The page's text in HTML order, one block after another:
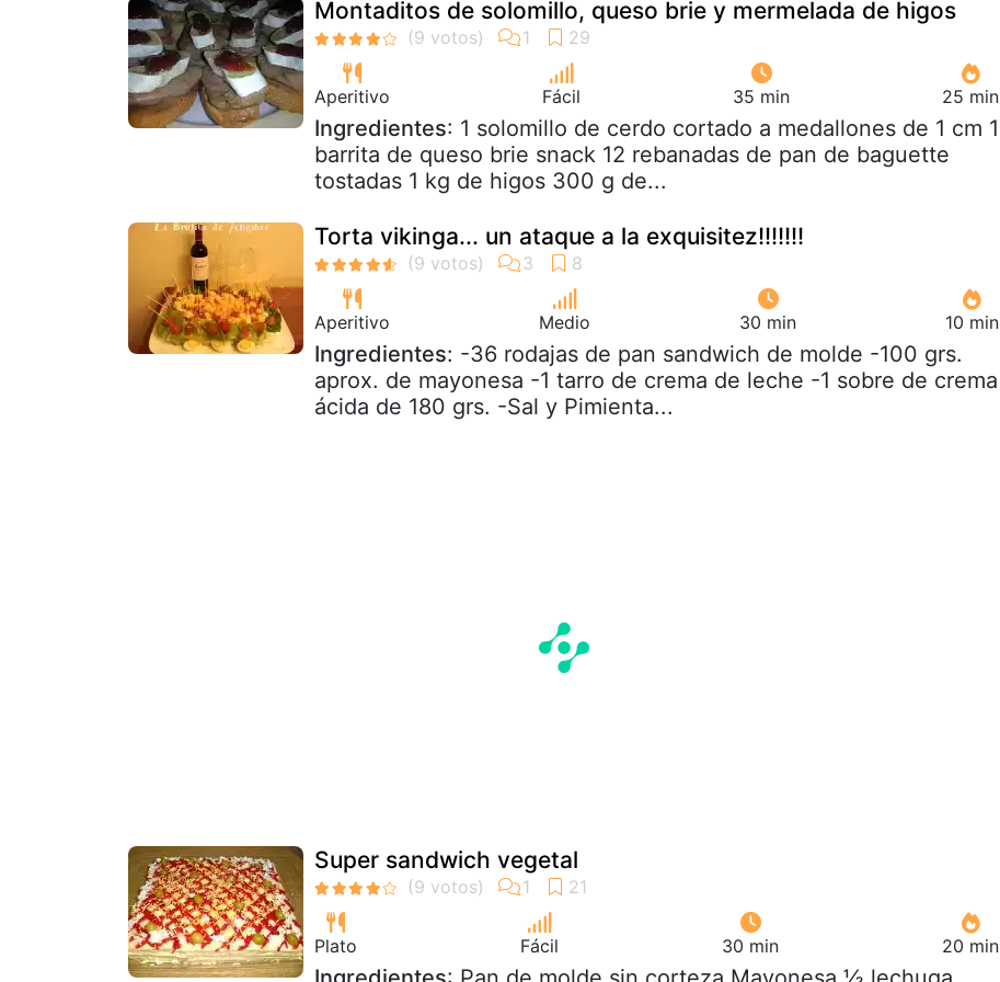
Montaditos de solomillo, queso brie y mermelada de higos
Aperitivo Fácil 35 min 25 min
Ingredientes: 1 solomillo de cerdo cortado a medallones de 1 cm 1
barrita de queso brie snack 12 rebanadas de pan de baguette
tostadas 1 kg de higos 300 g de...
Torta vikinga... un ataque a la exquisitez!!!!!!!
Aperitivo Medio 30 min 10 min
Ingredientes: -36 rodajas de pan sandwich de molde -100 grs.
aprox. de mayonesa -1 tarro de crema de leche -1 sobre de crema
ácida de 180 grs. -Sal y Pimienta...
Super sandwich vegetal
Plato Fácil 30 min 20 min